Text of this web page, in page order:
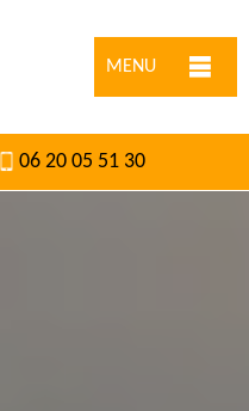
MENU
06 20 05 51 30